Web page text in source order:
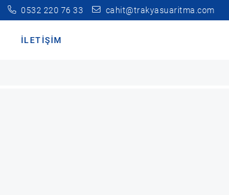
0532 220 76 33 cahit@trakyasuaritma.com
İLETIŞIM